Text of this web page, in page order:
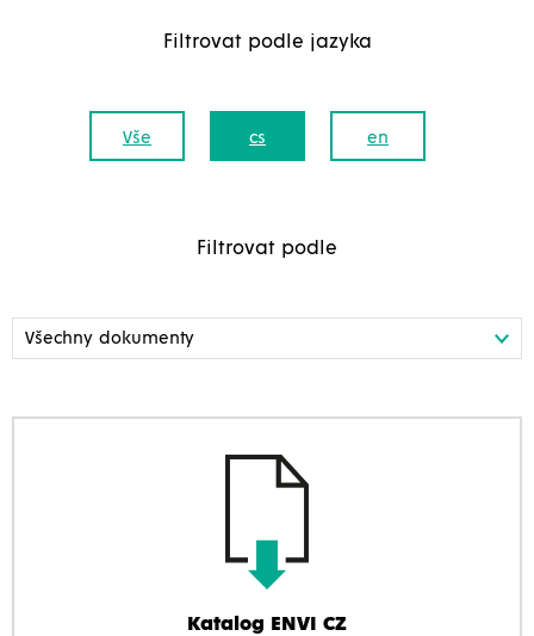
Filtrovat podle jazyka
Vše cs en
Filtrovat podle
Katalog ENVI CZ